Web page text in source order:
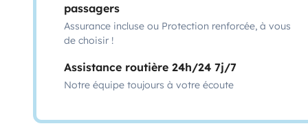
passagers
Assurance incluse ou Protection renforcée, à vous
de choisir !
Assistance routière 24h/24 7j/7
Notre équipe toujours à votre écoute